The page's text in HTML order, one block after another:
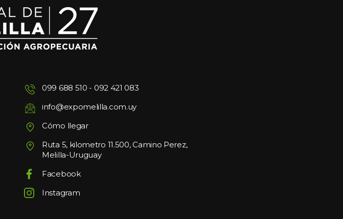
099 688 510 - 092 421 083
info@expomelilla.com.uy
Cómo llegar
Ruta 5, kilometro 11.500, Camino Perez,
Melilla-Uruguay
Facebook
Instagram